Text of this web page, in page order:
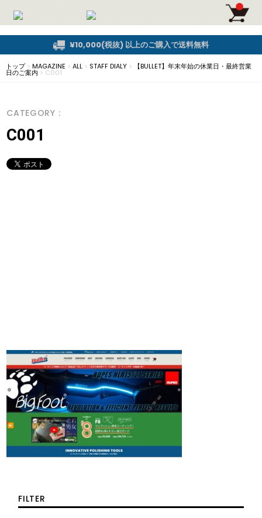
¥10,000(税抜) 以上のご購入で送料無料
トップ> MAGAZINE > ALL > STAFF DIALY > 【BULLET】年末年始の休業日・最終営業
日のご案内 > C001
CATEGORY :
C001
FILTER